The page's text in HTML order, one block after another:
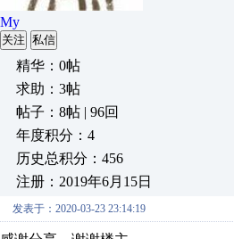
My
关注 私信
精华：0帖
求助：3帖
帖子：8帖 | 96回
年度积分：4
历史总积分：456
注册：2019年6月15日
发表于：2020-03-23 23:14:19